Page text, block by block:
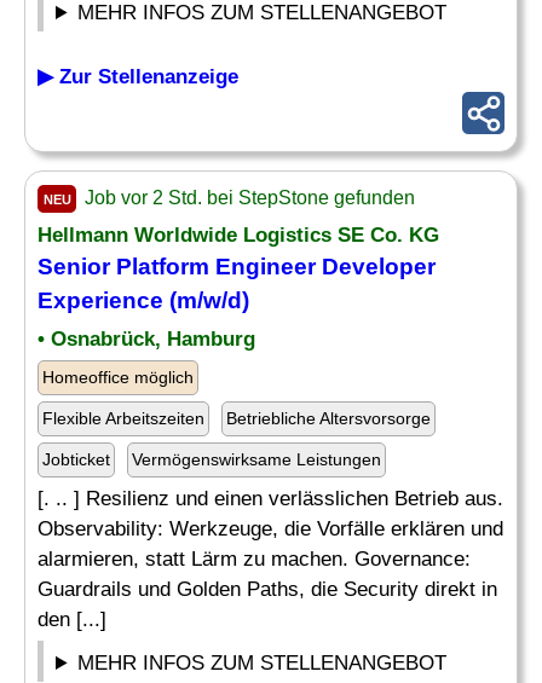
MEHR INFOS ZUM STELLENANGEBOT
▶ Zur Stellenanzeige
NEU Job vor 2 Std. bei StepStone gefunden
Hellmann Worldwide Logistics SE Co. KG
Senior Platform Engineer Developer
Experience (m/w/d)
• Osnabrück, Hamburg
Homeoffice möglich
Flexible Arbeitszeiten Betriebliche Altersvorsorge
Jobticket Vermögenswirksame Leistungen
[. .. ] Resilienz und einen verlässlichen Betrieb aus.
Observability: Werkzeuge, die Vorfälle erklären und
alarmieren, statt Lärm zu machen. Governance:
Guardrails und Golden Paths, die Security direkt in
den [...]
MEHR INFOS ZUM STELLENANGEBOT